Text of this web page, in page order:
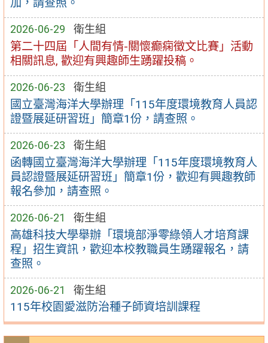
加，請查照。
2026-06-29 衛生組
第二十四屆「人間有情-關懷癫痫徵文比賽」活動
相關訊息, 歡迎有興趣師生踴躍投稿。
2026-06-23 衛生組
國立臺灣海洋大學辦理「115年度環境教育人員認
證暨展延研習班」簡章1份，請查照。
2026-06-23 衛生組
函轉國立臺灣海洋大學辦理「115年度環境教育人
員認證暨展延研習班」簡章1份，歡迎有興趣教師
報名參加，請查照。
2026-06-21 衛生組
高雄科技大學舉辦「環境部淨零綠領人才培育課
程」招生資訊，歡迎本校教職員生踴躍報名，請
查照。
2026-06-21 衛生組
115年校園愛滋防治種子師資培訓課程